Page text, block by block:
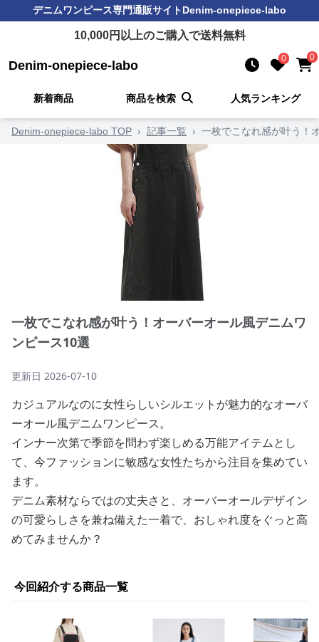
デニムワンピース専門通販サイトDenim-onepiece-labo
10,000円以上のご購入で送料無料
Denim-onepiece-labo 0 0
新着商品 商品を検索 人気ランキング
Denim-onepiece-labo TOP › 記事一覧 › 一枚でこなれ感が叶う！
一枚でこなれ感が叶う！オーバーオール風デニムワ
ンピース10選
更新日 2026-07-10
カジュアルなのに女性らしいシルエットが魅力的なオーバ
ーオール風デニムワンピース。
インナー次第で季節を問わず楽しめる万能アイテムとし
て、今ファッションに敏感な女性たちから注目を集めてい
ます。
デニム素材ならではの丈夫さと、オーバーオールデザイン
の可愛らしさを兼ね備えた一着で、おしゃれ度をぐっと高
めてみませんか？
今回紹介する商品一覧